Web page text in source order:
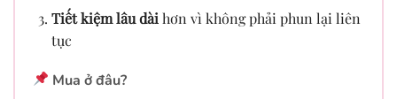
Tiết kiệm lâu dài hơn vì không phải phun lại liên
tục
Mua ở đâu?